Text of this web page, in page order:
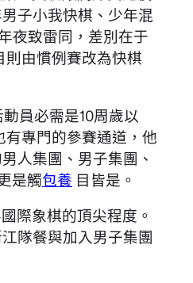
子小我快棋、少年混
夜致雷同，差別在于
由慣例賽改為快棋
員必需是10周歲以
專門的參賽通道，他
人集團、男子集團、
是觸包養 目皆是。
際象棋的頂尖程度。
隊餐與加入男子集團